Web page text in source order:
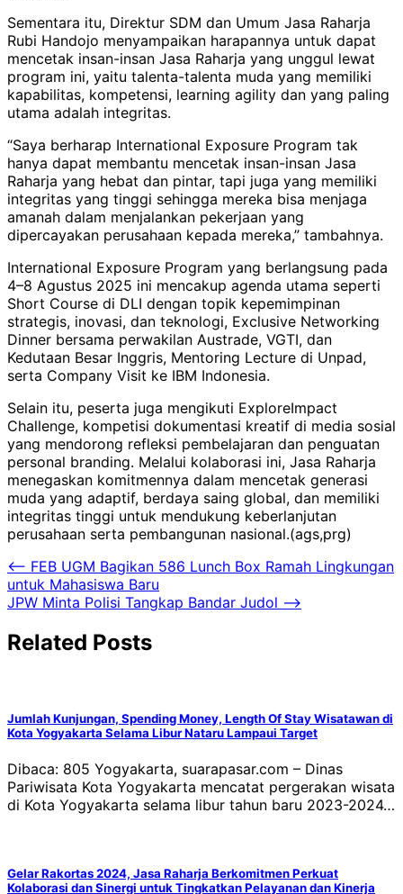
Sementara itu, Direktur SDM dan Umum Jasa Raharja
Rubi Handojo menyampaikan harapannya untuk dapat
mencetak insan-insan Jasa Raharja yang unggul lewat
program ini, yaitu talenta-talenta muda yang memiliki
kapabilitas, kompetensi, learning agility dan yang paling
utama adalah integritas.
“Saya berharap International Exposure Program tak
hanya dapat membantu mencetak insan-insan Jasa
Raharja yang hebat dan pintar, tapi juga yang memiliki
integritas yang tinggi sehingga mereka bisa menjaga
amanah dalam menjalankan pekerjaan yang
dipercayakan perusahaan kepada mereka,” tambahnya.
International Exposure Program yang berlangsung pada
4–8 Agustus 2025 ini mencakup agenda utama seperti
Short Course di DLI dengan topik kepemimpinan
strategis, inovasi, dan teknologi, Exclusive Networking
Dinner bersama perwakilan Austrade, VGTI, dan
Kedutaan Besar Inggris, Mentoring Lecture di Unpad,
serta Company Visit ke IBM Indonesia.
Selain itu, peserta juga mengikuti ExploreImpact
Challenge, kompetisi dokumentasi kreatif di media sosial
yang mendorong refleksi pembelajaran dan penguatan
personal branding. Melalui kolaborasi ini, Jasa Raharja
menegaskan komitmennya dalam mencetak generasi
muda yang adaptif, berdaya saing global, dan memiliki
integritas tinggi untuk mendukung keberlanjutan
perusahaan serta pembangunan nasional.(ags,prg)
Navigasi
pos
⟵ FEB UGM Bagikan 586 Lunch Box Ramah Lingkungan
untuk Mahasiswa Baru
JPW Minta Polisi Tangkap Bandar Judol ⟶
Related Posts
Jumlah Kunjungan, Spending Money, Length Of Stay Wisatawan di
Kota Yogyakarta Selama Libur Nataru Lampaui Target
Dibaca: 805 Yogyakarta, suarapasar.com – Dinas
Pariwisata Kota Yogyakarta mencatat pergerakan wisata
di Kota Yogyakarta selama libur tahun baru 2023-2024…
Gelar Rakortas 2024, Jasa Raharja Berkomitmen Perkuat
Kolaborasi dan Sinergi untuk Tingkatkan Pelayanan dan Kinerja